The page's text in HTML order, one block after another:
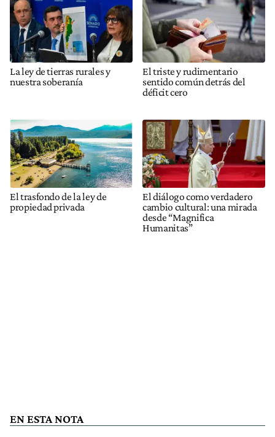
La ley de tierras rurales y
nuestra soberanía
El triste y rudimentario
sentido común detrás del
déficit cero
El trasfondo de la ley de
propiedad privada
El diálogo como verdadero
cambio cultural: una mirada
desde “Magnifica
Humanitas”
EN ESTA NOTA